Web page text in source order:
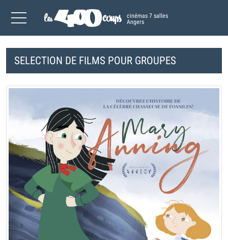
cinémas 7 salles
Angers
SELECTION DE FILMS POUR GROUPES